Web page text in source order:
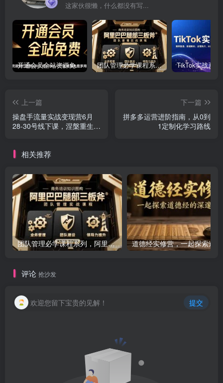
这家伙很懒，什么都没有写...
开通会员全站资源免费下载 开通VIP会员 HY资源库 团队管理必学课程系列，阿里巴巴“腿部三板斧”
上一篇
操盘手流量实战变现营6月
28-30号线下课，涅槃重生
下一篇
拼多多运营进阶指南，从0到
1定制化学习路线
相关推荐
团队管理必学课程系列，阿里巴巴“腿部三板斧”
评论 抢沙发
欢迎您留下宝贵的见解！ 提交